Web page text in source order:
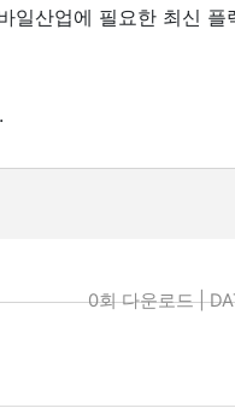
산업에 필요한 최신 플
0회 다운로드 |